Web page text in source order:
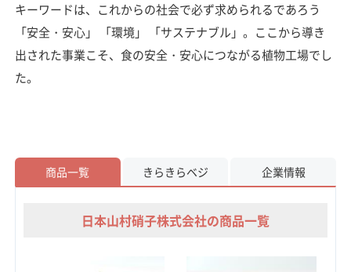
キーワードは、これからの社会で必ず求められるであろう
「安全・安心」 「環境」 「サステナブル」。ここから導き
出された事業こそ、食の安全・安心につながる植物工場でし
た。
商品一覧 きらきらベジ 企業情報
日本山村硝子株式会社の商品一覧